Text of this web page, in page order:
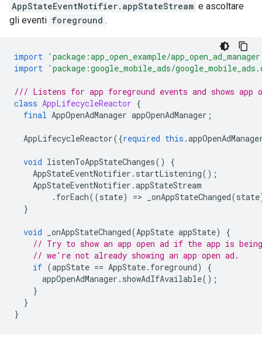
AppStateEventNotifier.appStateStream e ascoltare
gli eventi foreground .
import 'package:app_open_example/
import 'package:google_mobile_ads/
/// Listens for app foreground events and shows app
class AppLifecycleReactor {
final AppOpenAdManager appOpenAdManager ;
AppLifecycleReactor({required this .
void listenToAppStateChanges()
{
AppStateEventNotifier . startListening();
AppStateEventNotifier .appStateStream
. forEach((state) => _onAppStateChanged(state
}
void _onAppStateChanged(AppState appState)
{
// Try to show an app open ad if the app is being
// we're not already showing an app open ad.
if (appState == AppState. foreground)
{
appOpenAdManager . showAdIfAvailable();
}
}
}